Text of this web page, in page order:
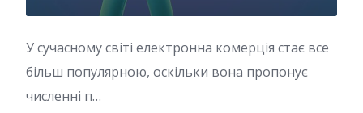
У сучасному світі електронна комерція стає все
більш популярною, оскільки вона пропонує
численні п…